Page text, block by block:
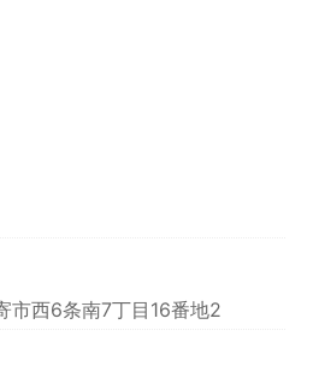
市西6条南7丁目16番地2